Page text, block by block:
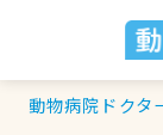
動物病院ドクタ